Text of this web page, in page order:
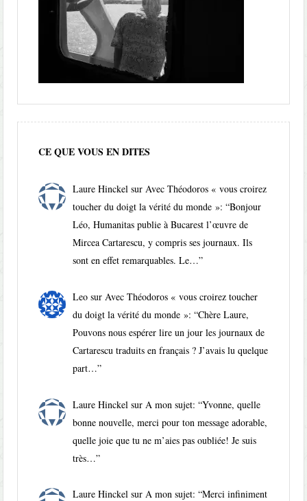
CE QUE VOUS EN DITES
Laure Hinckel surAvec Théodoros « vous croirez
toucher du doigt la vérité du monde »: “Bonjour
Léo, Humanitas publie à Bucarest l’œuvre de
Mircea Cartarescu, y compris ses journaux. Ils
sont en effet remarquables. Le…”
Leo sur Avec Théodoros « vous croirez toucher
du doigt la vérité du monde »: “Chère Laure,
Pouvons nous espérer lire un jour les journaux de
Cartarescu traduits en français ? J’avais lu quelque
part…”
Laure Hinckel sur A mon sujet: “Yvonne, quelle
bonne nouvelle, merci pour ton message adorable,
quelle joie que tu ne m’aies pas oubliée! Je suis
très…”
Laure Hinckel surA mon sujet: “Merci infiniment